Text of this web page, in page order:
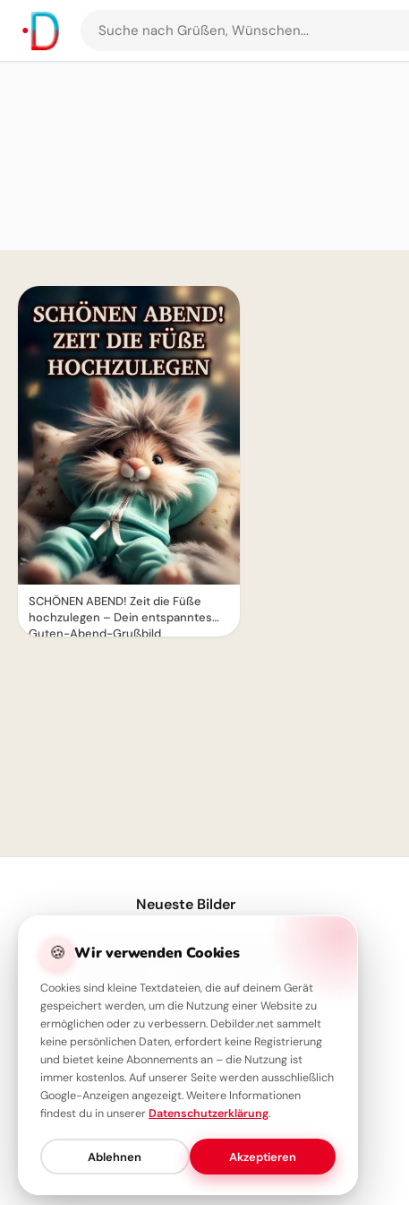
Suche
nach
SCHÖNEN ABEND! Zeit die Füße
hochzulegen – Dein entspanntes
Guten-Abend-Grußbild
🍪 Wir verwenden Cookies
Cookies sind kleine Textdateien, die auf deinem Gerät
gespeichert werden, um die Nutzung einer Website zu
ermöglichen oder zu verbessern. Debilder.net sammelt
keine persönlichen Daten, erfordert keine Registrierung
und bietet keine Abonnements an – die Nutzung ist
immer kostenlos. Auf unserer Seite werden ausschließlich
Google-Anzeigen angezeigt. Weitere Informationen
findest du in unsererDatenschutzerklärung.
Ablehnen Akzeptieren
Neueste Bilder
Motivierender Schulstart Spruch für WhatsApp-Nachrichten
Schulstart-Booster für WhatsApp: Bildung kennt wirklich keine Grenzen!
Lernen ist Leben: Inspirierende Gedanken zum Schulstart für WhatsApp.